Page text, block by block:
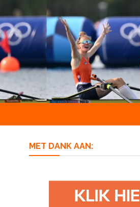
MET DANK AAN: